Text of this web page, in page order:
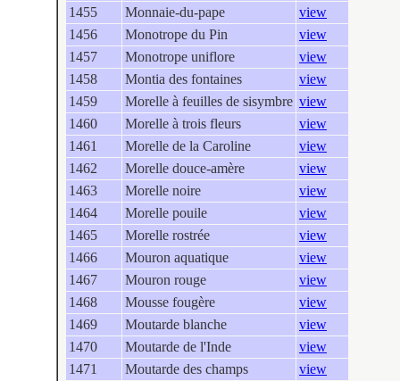
1455
Monnaie-du-pape
view
1456
Monotrope du Pin
view
1457
Monotrope uniflore
view
1458
Montia des fontaines
view
1459
Morelle à feuilles de sisymbre view
1460
Morelle à trois fleurs
view
1461
Morelle de la Caroline
view
1462
Morelle douce-amère
view
1463
Morelle noire
view
1464
Morelle pouile
view
1465
Morelle rostrée
view
1466
Mouron aquatique
view
1467
Mouron rouge
view
1468
Mousse fougère
view
1469
Moutarde blanche
view
1470
Moutarde de l'Inde
view
1471
Moutarde des champs
view